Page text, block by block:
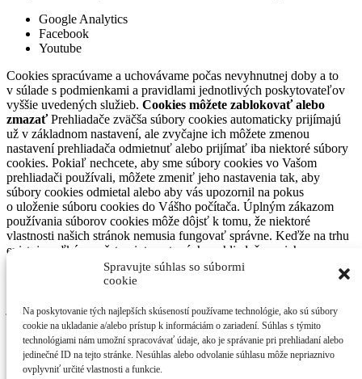
Spravujte súhlas so súbormi
cookie
Na poskytovanie tých najlepších skúseností používame technológie, ako sú súbory
cookie na ukladanie a/alebo prístup k informáciám o zariadení. Súhlas s týmito
technológiami nám umožní spracovávať údaje, ako je správanie pri prehliadaní alebo
jedinečné ID na tejto stránke. Nesúhlas alebo odvolanie súhlasu môže nepriaznivo
ovplyvniť určité vlastnosti a funkcie.
Google Analytics
Facebook
Youtube
Cookies spracúvame a uchovávame počas nevyhnutnej doby a to
v súlade s podmienkami a pravidlami jednotlivých poskytovateľov
vyššie uvedených služieb. Cookies môžete zablokovať alebo
zmazaťPrehliadače zväčša súbory cookies automaticky prijímajú
už v základnom nastavení, ale zvyčajne ich môžete zmenou
nastavení prehliadača odmietnuť alebo prijímať iba niektoré súbory
cookies. Pokiaľ nechcete, aby sme súbory cookies vo Vašom
prehliadači používali, môžete zmeniť jeho nastavenia tak, aby
súbory cookies odmietal alebo aby vás upozornil na pokus
o uloženie súboru cookies do Vášho počítača. Úplným zákazom
používania súborov cookies môže dôjsť k tomu, že niektoré
vlastnosti našich stránok nemusia fungovať správne. Keďže na trhu
existuje veľké množstvo internetových prehliadačov a ich
nastavenia sú odlišné a môžu sa meniť, neuvádzame presný postup
na nastavenie každého prehliadača. Každý z nich však
jazyku „Settings“, kde nájdete nastavenia pre využívanie súborov
cookies. S Vašimi prípadnými otázkami súvisiacimi s používaním
cookies ako aj uplatnením si vašich práv sa môžete obrátiť na
kontaktnú adresu občianskeho druženia SAVIO o.z.